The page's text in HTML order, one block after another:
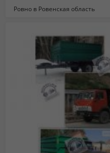
Ровно в Ровенская область